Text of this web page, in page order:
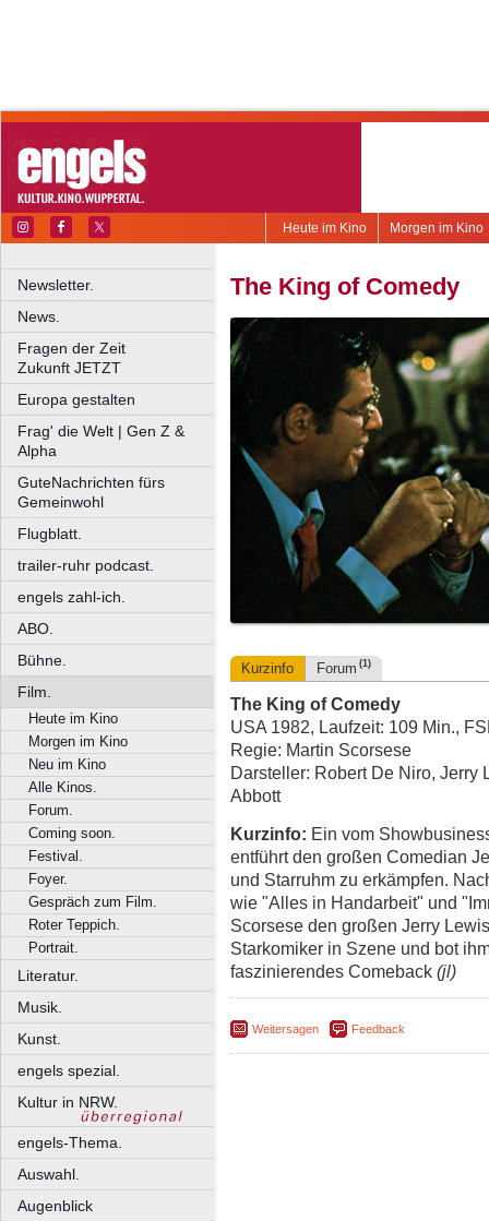
Morgen im Kino
Heute im Kino
Newsletter.
News.
Fragen der Zeit
Zukunft JETZT
Europa gestalten
Frag' die Welt | Gen Z &
Alpha
GuteNachrichten fürs
Gemeinwohl
Flugblatt.
trailer-ruhr podcast.
engels zahl-ich.
ABO.
Bühne.
Film.
Heute im Kino
Morgen im Kino
Neu im Kino
Alle Kinos.
Forum.
Coming soon.
Festival.
Foyer.
Gespräch zum Film.
Roter Teppich.
Portrait.
Literatur.
Musik.
Kunst.
engels spezial.
Kultur in NRW.
engels-Thema.
Auswahl.
Augenblick
The King of Comedy
Kurzinfo Forum (1)
The King of Comedy
USA 1982, Laufzeit: 109 Min.,
Regie: Martin Scorsese
Darsteller: Robert De Niro,
Abbott
Kurzinfo: Ein vom
entführt den großen Comedian
und Starruhm zu erkämpfen.
wie "Alles in Handarbeit" und
Scorsese den großen Jerry
Starkomiker in Szene und bot
faszinierendes Comeback (jl)
Weitersagen Feedback